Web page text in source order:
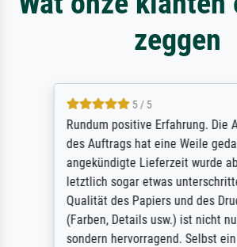
zeggen
5 / 5
Rundum positive Erfahrung. Die
des Auftrags hat eine Weile
angekündigte Lieferzeit wurde
letztlich sogar etwas
Qualität des Papiers und des
(Farben, Details usw.) ist nicht
sondern hervorragend. Selbst